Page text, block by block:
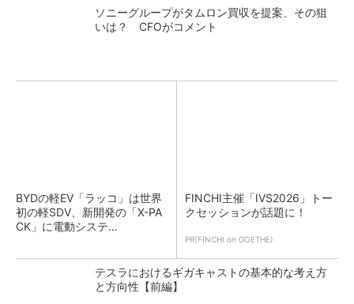
ソニーグループがタムロン買収を提案、その狙
いは？ CFOがコメント
BYDの軽EV「ラッコ」は世界
初の軽SDV、新開発の「X-PA
CK」に電動システ...
FINCHI主催「IVS2026」トー
クセッションが話題に！
PR(FINCHI on GOETHE)
テスラにおけるギガキャストの基本的な考え方
と方向性【前編】